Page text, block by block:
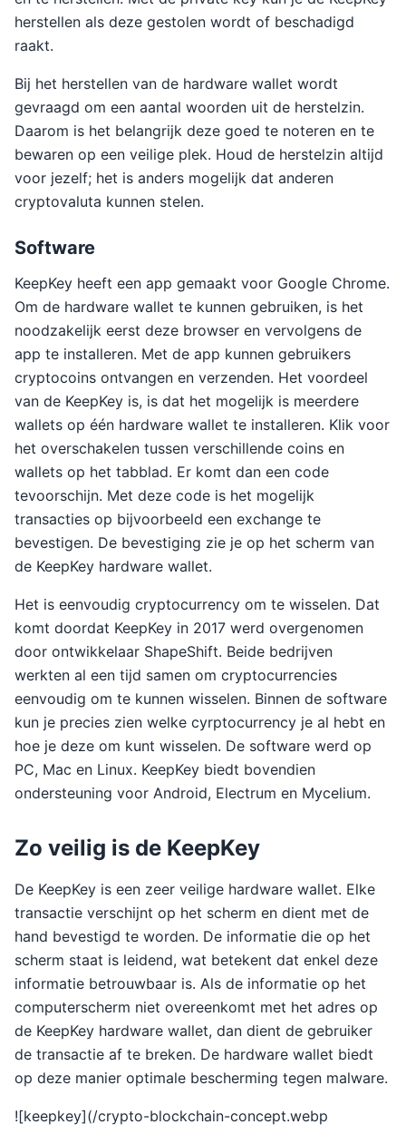
herstellen als deze gestolen wordt of beschadigd
raakt.
Bij het herstellen van de hardware wallet wordt
gevraagd om een aantal woorden uit de herstelzin.
Daarom is het belangrijk deze goed te noteren en te
bewaren op een veilige plek. Houd de herstelzin altijd
voor jezelf; het is anders mogelijk dat anderen
cryptovaluta kunnen stelen.
Software
KeepKey heeft een app gemaakt voor Google Chrome.
Om de hardware wallet te kunnen gebruiken, is het
noodzakelijk eerst deze browser en vervolgens de
app te installeren. Met de app kunnen gebruikers
cryptocoins ontvangen en verzenden. Het voordeel
van de KeepKey is, is dat het mogelijk is meerdere
wallets op één hardware wallet te installeren. Klik voor
het overschakelen tussen verschillende coins en
wallets op het tabblad. Er komt dan een code
tevoorschijn. Met deze code is het mogelijk
transacties op bijvoorbeeld een exchange te
bevestigen. De bevestiging zie je op het scherm van
de KeepKey hardware wallet.
Het is eenvoudig cryptocurrency om te wisselen. Dat
komt doordat KeepKey in 2017 werd overgenomen
door ontwikkelaar ShapeShift. Beide bedrijven
werkten al een tijd samen om cryptocurrencies
eenvoudig om te kunnen wisselen. Binnen de software
kun je precies zien welke cyrptocurrency je al hebt en
hoe je deze om kunt wisselen. De software werd op
PC, Mac en Linux. KeepKey biedt bovendien
ondersteuning voor Android, Electrum en Mycelium.
Zo veilig is de KeepKey
De KeepKey is een zeer veilige hardware wallet. Elke
transactie verschijnt op het scherm en dient met de
hand bevestigd te worden. De informatie die op het
scherm staat is leidend, wat betekent dat enkel deze
informatie betrouwbaar is. Als de informatie op het
computerscherm niet overeenkomt met het adres op
de KeepKey hardware wallet, dan dient de gebruiker
de transactie af te breken. De hardware wallet biedt
op deze manier optimale bescherming tegen malware.
![keepkey](/crypto-blockchain-concept.webp